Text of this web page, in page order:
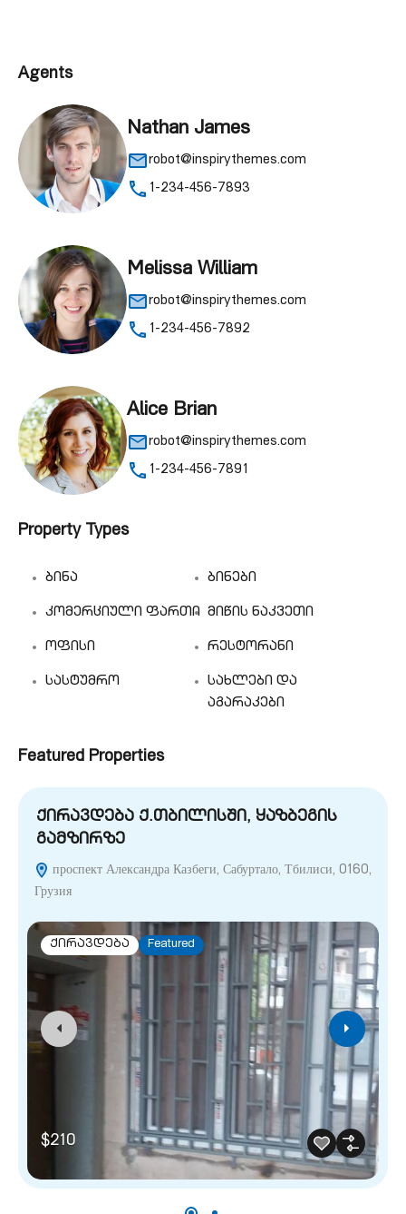
Agents
Nathan James
robot@inspirythemes.com
1-234-456-7893
Melissa William
robot@inspirythemes.com
1-234-456-7892
Alice Brian
robot@inspirythemes.com
1-234-456-7891
Property Types
ბინა ბინები
კომერციული ფართი მიწის ნაკვეთი
ოფისი რესტორანი
სასტუმრო
სახლები და
აგარაკები
Featured Properties
ქირავდება ქ.თბილისში, ყაზბეგის
გამზირზე
проспект Александра Казбеги, Сабуртало, Тбилиси, 0160,
Грузия
ქირავდება Featured
$210